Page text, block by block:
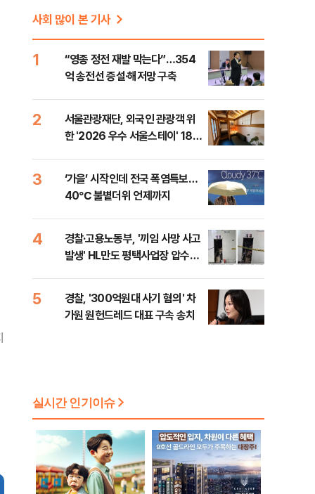
사회 많이 본 기사
1
“영종 정전 재발 막는다”…354
억 송전선 증설·해저망 구축
2
서울관광재단, 외국인 관광객 위
한 '2026 우수 서울스테이' 18곳
3
‘가을’ 시작인데 전국 폭염특보…
40℃ 불볕더위 언제까지
4
경찰·고용노동부, '끼임 사망 사고
발생' HL만도 평택사업장 압수수
5
경찰, '300억원대 사기 혐의' 차
가원 원헌드레드 대표 구속 송치